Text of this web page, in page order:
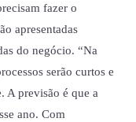
fazer o
apresentadas
do negócio. “Na
serão curtos e
A previsão é que a
ano. Com